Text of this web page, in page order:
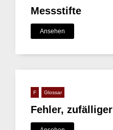
Messstifte
Ansehen
F Glossar
Fehler, zufälliger